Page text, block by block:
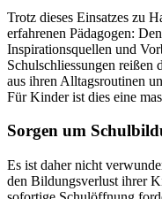
Trotz dieses Einsatzes zu
erfahrenen Pädagogen:
Inspirationsquellen und
Schulschliessungen reißen
aus ihren Alltagsroutinen
Für Kinder ist dies eine
Sorgen um
Es ist daher nicht
den Bildungsverlust ihrer